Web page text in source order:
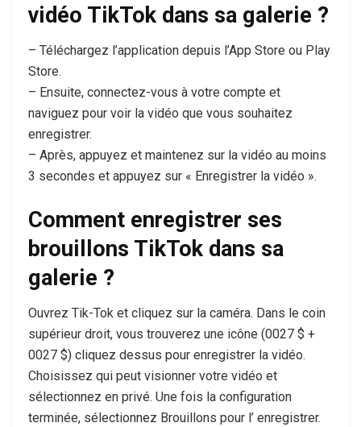
vidéo TikTok dans sa galerie ?
– Téléchargez l’application depuis l’App Store ou Play
Store.
– Ensuite, connectez-vous à votre compte et
naviguez pour voir la vidéo que vous souhaitez
enregistrer.
– Après, appuyez et maintenez sur la vidéo au moins
3 secondes et appuyez sur « Enregistrer la vidéo ».
Comment enregistrer ses
brouillons TikTok dans sa
galerie ?
Ouvrez Tik-Tok et cliquez sur la caméra. Dans le coin
supérieur droit, vous trouverez une icône (0027 $ +
0027 $) cliquez dessus pour enregistrer la vidéo.
Choisissez qui peut visionner votre vidéo et
sélectionnez en privé. Une fois la configuration
terminée, sélectionnez Brouillons pour l’ enregistrer.